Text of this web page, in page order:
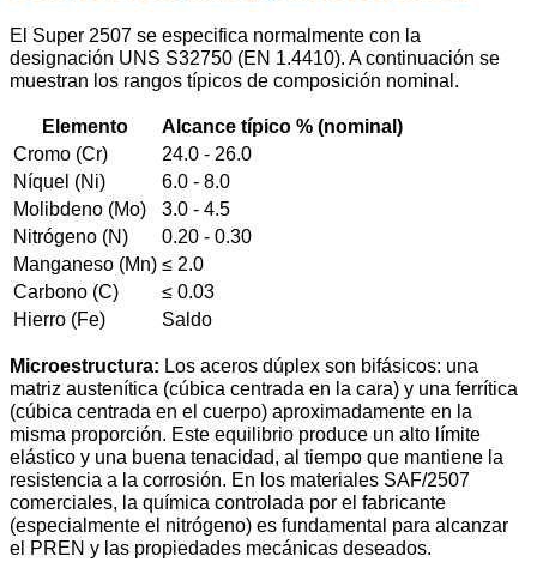
El Super 2507 se especifica normalmente con la
designación UNS S32750 (EN 1.4410). A continuación se
muestran los rangos típicos de composición nominal.
Elemento
Alcance típico % (nominal)
Cromo (Cr)
24.0 - 26.0
Níquel (Ni)
6.0 - 8.0
Molibdeno (Mo)
3.0 - 4.5
Nitrógeno (N)
0.20 - 0.30
Manganeso (Mn) ≤ 2.0
Carbono (C)
≤ 0.03
Hierro (Fe)
Saldo
Microestructura: Los aceros dúplex son bifásicos: una
matriz austenítica (cúbica centrada en la cara) y una ferrítica
(cúbica centrada en el cuerpo) aproximadamente en la
misma proporción. Este equilibrio produce un alto límite
elástico y una buena tenacidad, al tiempo que mantiene la
resistencia a la corrosión. En los materiales SAF/2507
comerciales, la química controlada por el fabricante
(especialmente el nitrógeno) es fundamental para alcanzar
el PREN y las propiedades mecánicas deseados.